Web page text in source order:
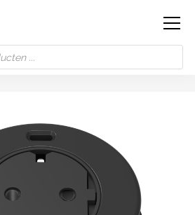
Power-Spot® USB-C